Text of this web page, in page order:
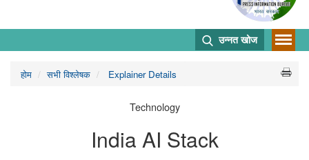
उन्नत खोज
होम सभी विश्लेषक Explainer Details
Technology
India AI Stack